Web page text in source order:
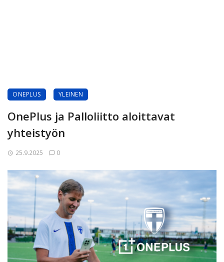
ONEPLUS YLEINEN
OnePlus ja Palloliitto aloittavat
yhteistyön
25.9.2025 0